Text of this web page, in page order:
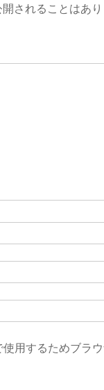
されることはあり
用するためブラ